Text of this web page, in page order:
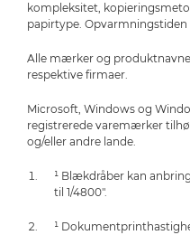
kompleksitet,
papirtype. Opvarmningstiden
Alle mærker og
respektive firmaer.
Microsoft, Windows og
registrerede varemærker
og/eller andre lande.
¹ Blækdråber kan
til 1/4800".
¹